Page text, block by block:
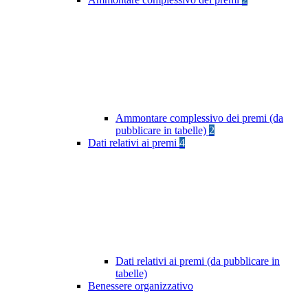
Ammontare complessivo dei premi (da
pubblicare in tabelle) 2
Dati relativi ai premi 4
Dati relativi ai premi (da pubblicare in
tabelle)
Benessere organizzativo